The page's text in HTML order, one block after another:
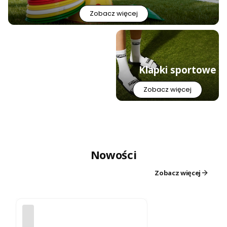
Zobacz więcej
Klapki sportowe
Zobacz więcej
Nowości
Zobacz więcej